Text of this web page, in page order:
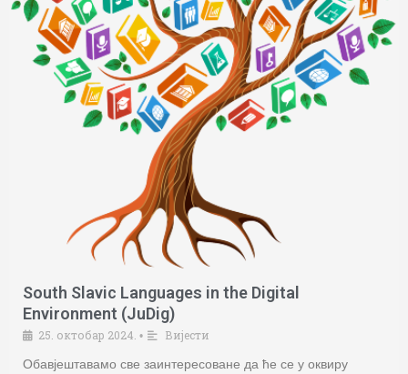
South Slavic Languages in the Digital
Environment (JuDig)
25. октобар 2024. •
Вијести
Обавјештавамо све заинтересоване да ће се у оквиру